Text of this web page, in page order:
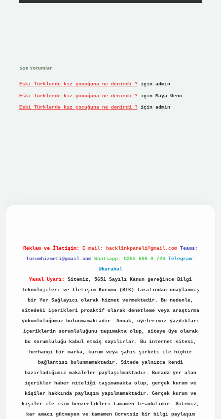
Son Yorumlar
Eski Türklerde kız çocuğuna ne denirdi ?için admin
Eski Türklerde kız çocuğuna ne denirdi ?için Maya Genc
Eski Türklerde kız çocuğuna ne denirdi ?için admin
Reklam ve İletişim: E-mail: backlinkpaneli@gmail.com Teams:
forumhizmeti@gmail.com Whatsapp: 0262 606 0 726 Telegram:
@karabul
Yasal Uyarı:
Sitemiz, 5651 Sayılı Kanun gereğince Bilgi
Teknolojileri ve İletişim Kurumu (BTK) tarafından onaylanmış
bir Yer Sağlayıcı olarak hizmet vermektedir. Bu nedenle,
sitedeki içerikleri proaktif olarak denetleme veya araştırma
yükümlülüğümüz bulunmamaktadır. Ancak, üyelerimiz yazdıkları
içeriklerin sorumluluğunu taşımakta olup, siteye üye olarak
bu sorumluluğu kabul etmiş sayılırlar. Bu internet sitesi,
herhangi bir marka, kurum veya şahıs şirketi ile hiçbir
bağlantısı bulunmamaktadır. Sitede yalnızca kendi
hazırladığımız makaleler paylaşılmaktadır. Burada yer alan
içerikler haber niteliği taşımamakta olup, gerçek kurum ve
kişiler hakkında paylaşım yapılmamaktadır. Gerçek kurum ve
kişiler ile isim benzerlikleri tamamen tesadüfidir. Sitemiz,
kar amacı gütmeyen ve tamamen ücretsiz bir bilgi paylaşım